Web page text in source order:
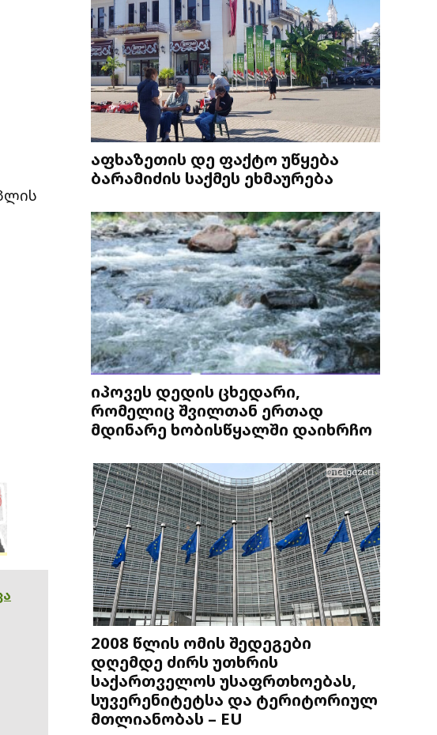
აფხაზეთის დე ფაქტო უწყება
ბარამიძის საქმეს ეხმაურება
იპოვეს დედის ცხედარი,
რომელიც შვილთან ერთად
მდინარე ხობისწყალში დაიხრჩო
2008 წლის ომის შედეგები
დღემდე ძირს უთხრის
საქართველოს უსაფრთხოებას,
სუვერენიტეტსა და ტერიტორიულ
მთლიანობას – EU